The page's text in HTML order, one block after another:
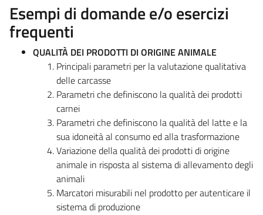
Esempi di domande e/o esercizi
frequenti
QUALITÀ DEI PRODOTTI DI ORIGINE ANIMALE
Principali parametri per la valutazione qualitativa
delle carcasse
Parametri che definiscono la qualità dei prodotti
carnei
Parametri che definiscono la qualità del latte e la
sua idoneità al consumo ed alla trasformazione
Variazione della qualità dei prodotti di origine
animale in risposta al sistema di allevamento degli
animali
Marcatori misurabili nel prodotto per autenticare il
sistema di produzione